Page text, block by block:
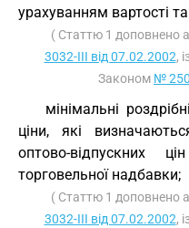
урахуванням вартості
( Статтю 1 доповнено
3032-III від 07.02.2002,
Законом №
мінімальні
ціни, які
оптово-
торговельної надбавки;
( Статтю 1 доповнено
3032-III від 07.02.2002,